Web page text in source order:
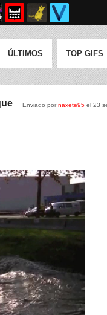
ÚLTIMOS TOP GIFS
Enviado pornaxete95 el 23